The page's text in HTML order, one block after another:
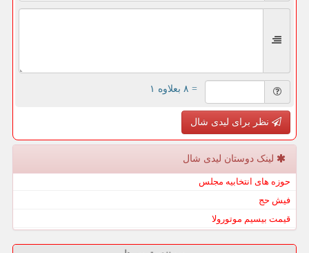
= ۸ بعلاوه ۱
نظر برای لیدی شال
لینک دوستان لیدی شال
حوزه های انتخابیه مجلس
فیش حج
قیمت بیسیم موتورولا